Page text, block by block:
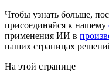
Чтобы узнать больше,
присоединяйся к нашему
применения ИИ в
наших страницах
На этой странице